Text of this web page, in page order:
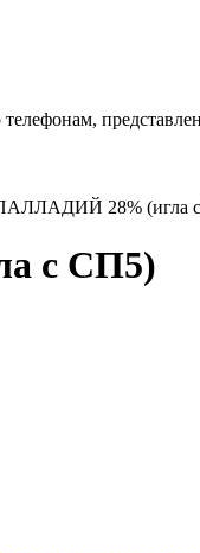
28% (игла
с СП5)